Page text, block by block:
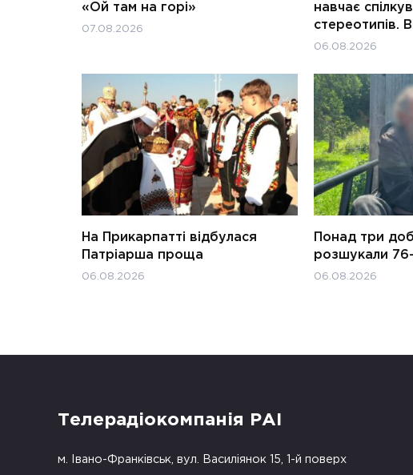
«Ой там на горі»
07.08.2026
навчає
стереотипів.
06.08.2026
На Прикарпатті відбулася
Патріарша проща
06.08.2026
Понад три
розшукали 76-
06.08.2026
Телерадіокомпанія РАІ
м. Івано-Франківськ, вул. Василіянок 15, 1-й поверх